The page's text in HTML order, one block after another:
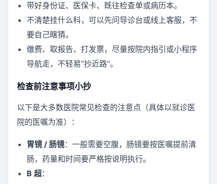
带好身份证、医保卡、既往检查单或病历本。
不清楚挂什么科，可以先问导诊台或线上客服，不
要自己瞎猜。
缴费、取报告、打发票，尽量按院内指引或小程序
导航走，不轻易“抄近路”。
检查前注意事项小抄
以下是大多数医院常见检查的注意点（具体以就诊医
院的医嘱为准）：
胃镜 / 肠镜：一般需要空腹，肠镜要按医嘱提前清
肠，药量和时间要严格按说明执行。
B 超：